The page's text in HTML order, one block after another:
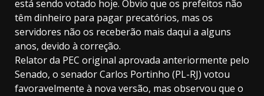
está sendo votado hoje. Óbvio que os prefeitos não
têm dinheiro para pagar precatórios, mas os
servidores não os receberão mais daqui a alguns
anos, devido à correção.
Relator da PEC original aprovada anteriormente pelo
Senado, o senador Carlos Portinho (PL-RJ) votou
favoravelmente à nova versão, mas observou que o